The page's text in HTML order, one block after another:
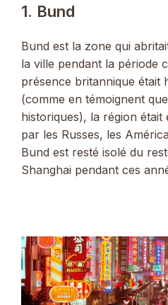
1. Bund
Bund est la zone qui
la ville pendant la période
présence britannique était
(comme en témoignent
historiques), la région était
par les Russes, les
Bund est resté isolé du
Shanghai pendant ces